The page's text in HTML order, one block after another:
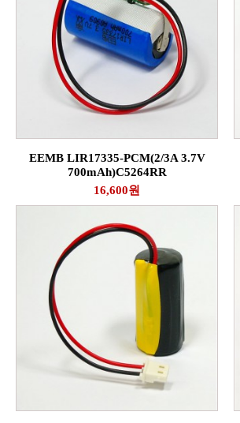
EEMB LIR17335-PCM(2/3A 3.7V
700mAh)C5264RR
16,600원